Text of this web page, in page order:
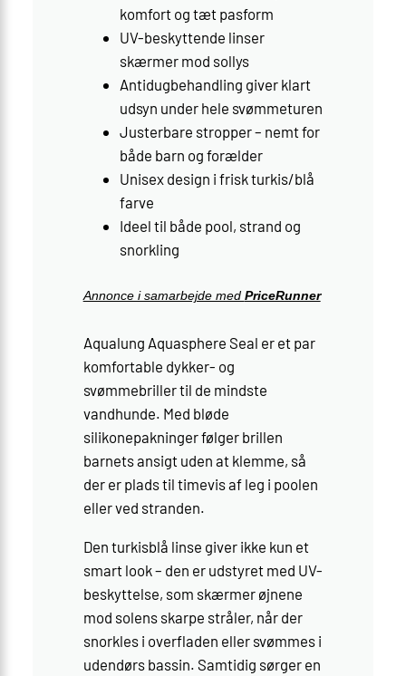
komfort og tæt pasform
UV-beskyttende linser
skærmer mod sollys
Antidugbehandling giver klart
udsyn under hele svømmeturen
Justerbare stropper – nemt for
både barn og forælder
Unisex design i frisk turkis/blå
farve
Ideel til både pool, strand og
snorkling
Annonce i samarbejde med PriceRunner
Aqualung Aquasphere Seal er et par
komfortable dykker- og
svømmebriller til de mindste
vandhunde. Med bløde
silikonepakninger følger brillen
barnets ansigt uden at klemme, så
der er plads til timevis af leg i poolen
eller ved stranden.
Den turkisblå linse giver ikke kun et
smart look – den er udstyret med UV-
beskyttelse, som skærmer øjnene
mod solens skarpe stråler, når der
snorkles i overfladen eller svømmes i
udendørs bassin. Samtidig sørger en